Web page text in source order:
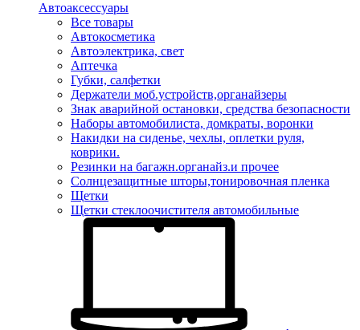
Автоаксессуары
Все товары
Автокосметика
Автоэлектрика, свет
Аптечка
Губки, салфетки
Держатели моб.устройств,органайзеры
Знак аварийной остановки, средства безопасности
Наборы автомобилиста, домкраты, воронки
Накидки на сиденье, чехлы, оплетки руля,
коврики.
Резинки на багажн.органайз.и прочее
Солнцезащитные шторы,тонировочная пленка
Щетки
Щетки стеклоочистителя автомобильные